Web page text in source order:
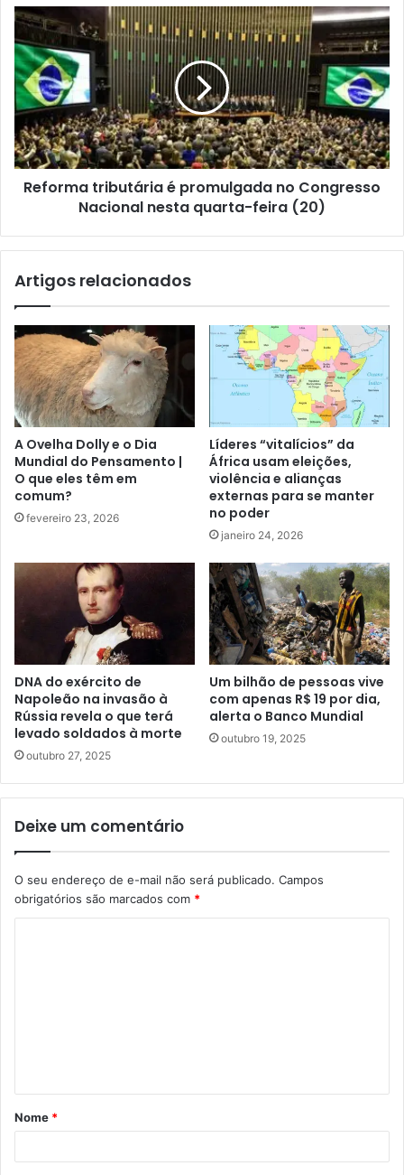
Reforma tributária é promulgada no Congresso
Nacional nesta quarta-feira (20)
Artigos relacionados
A Ovelha Dolly e o Dia
Mundial do Pensamento |
O que eles têm em
comum?
fevereiro 23, 2026
Líderes “vitalícios” da
África usam eleições,
violência e alianças
externas para se manter
no poder
janeiro 24, 2026
DNA do exército de
Napoleão na invasão à
Rússia revela o que terá
levado soldados à morte
outubro 27, 2025
Um bilhão de pessoas vive
com apenas R$ 19 por dia,
alerta o Banco Mundial
outubro 19, 2025
Deixe um comentário
O seu endereço de e-mail não será publicado. Campos
obrigatórios são marcados com *
á
r
Nome *